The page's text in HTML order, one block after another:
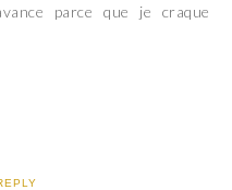
parce que je craque